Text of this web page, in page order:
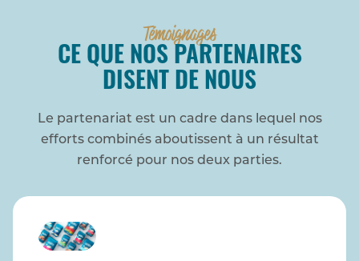
Témoignages
CE QUE NOS PARTENAIRES
DISENT DE NOUS
Le partenariat est un cadre dans lequel nos
efforts combinés aboutissent à un résultat
renforcé pour nos deux parties.